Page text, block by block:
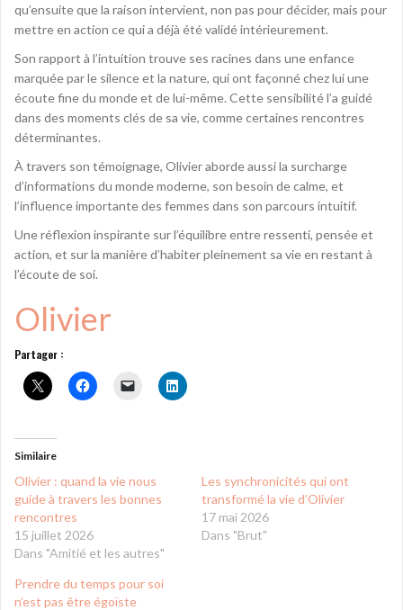
qu’ensuite que la raison intervient, non pas pour décider, mais pour
mettre en action ce qui a déjà été validé intérieurement.
Son rapport à l’intuition trouve ses racines dans une enfance
marquée par le silence et la nature, qui ont façonné chez lui une
écoute fine du monde et de lui-même. Cette sensibilité l’a guidé
dans des moments clés de sa vie, comme certaines rencontres
déterminantes.
À travers son témoignage, Olivier aborde aussi la surcharge
d’informations du monde moderne, son besoin de calme, et
l’influence importante des femmes dans son parcours intuitif.
Une réflexion inspirante sur l’équilibre entre ressenti, pensée et
action, et sur la manière d’habiter pleinement sa vie en restant à
l’écoute de soi.
Olivier
Partager :
Similaire
Olivier : quand la vie nous
guide à travers les bonnes
rencontres
15 juillet 2026
Dans "Amitié et les autres"
Les synchronicités qui ont
transformé la vie d’Olivier
17 mai 2026
Dans "Brut"
Prendre du temps pour soi
n’est pas être égoïste